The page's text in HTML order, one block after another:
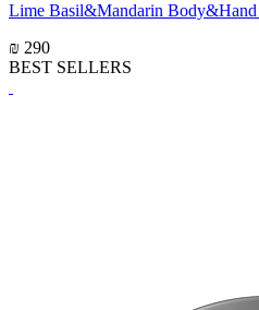
Lime Basil&Mandarin
₪ 290
BEST SELLERS